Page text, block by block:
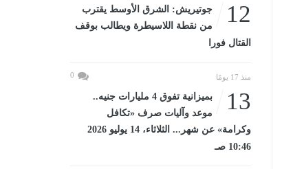
12
جوتيريش: الشرق الأوسط يقترب
من نقطة اللاسيطرة ويطالب بوقف
القتال فورا
منذ 17 يومًا 0
13
بميزانية تفوق 4 مليارات جنيه..
موعد وآليات صرف «تكافل
وكرامة» عن شهر... الثلاثاء، 14 يوليو 2026
10:46 صـ